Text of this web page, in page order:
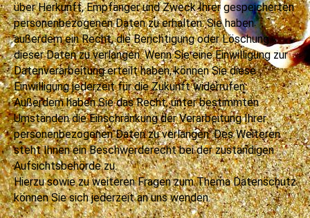
über Herkunft, Empfänger und Zweck Ihrer gespeicherten
personenbezogenen Daten zu erhalten. Sie haben
außerdem ein Recht, die Berichtigung oder Löschung
dieser Daten zu verlangen. Wenn Sie eine Einwilligung zur
Datenverarbeitung erteilt haben, können Sie diese
Einwilligung jederzeit für die Zukunft widerrufen.
Außerdem haben Sie das Recht, unter bestimmten
Umständen die Einschränkung der Verarbeitung Ihrer
personenbezogenen Daten zu verlangen. Des Weiteren
steht Ihnen ein Beschwerderecht bei der zuständigen
Aufsichtsbehörde zu.
Hierzu sowie zu weiteren Fragen zum Thema Datenschutz
können Sie sich jederzeit an uns wenden.